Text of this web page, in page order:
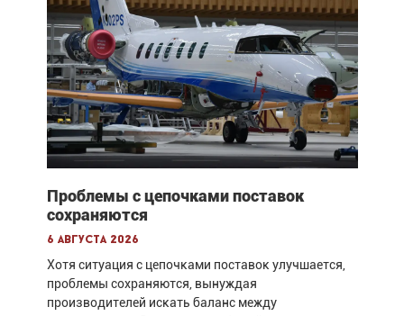
Проблемы с цепочками поставок
сохраняются
6 августа 2026
Хотя ситуация с цепочками поставок улучшается,
проблемы сохраняются, вынуждая
производителей искать баланс между